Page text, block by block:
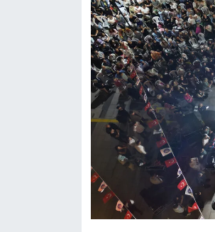
Sungurlu Haberleri
Uğurludağ Haberleri
Yayla Haber
Yemek Tarifleri